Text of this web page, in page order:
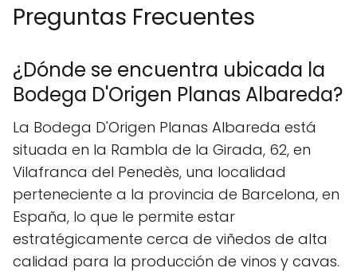
Preguntas Frecuentes
¿Dónde se encuentra ubicada la
Bodega D'Origen Planas Albareda?
La Bodega D'Origen Planas Albareda está
situada en la Rambla de la Girada, 62, en
Vilafranca del Penedès, una localidad
perteneciente a la provincia de Barcelona, en
España, lo que le permite estar
estratégicamente cerca de viñedos de alta
calidad para la producción de vinos y cavas.